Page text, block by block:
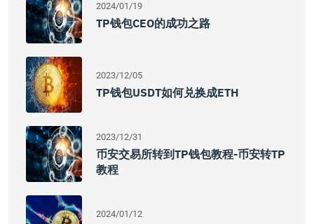
2024/01/19
TP钱包CEO的成功之路
2023/12/05
TP钱包USDT如何兑换成ETH
2023/12/31
币安交易所转到TP钱包教程-币安转TP
教程
2024/01/12